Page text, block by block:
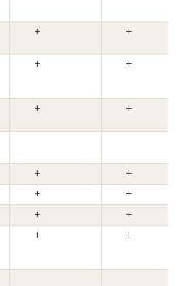
+ +
+ +
+ +
+
+
+
+
+
+
+ +